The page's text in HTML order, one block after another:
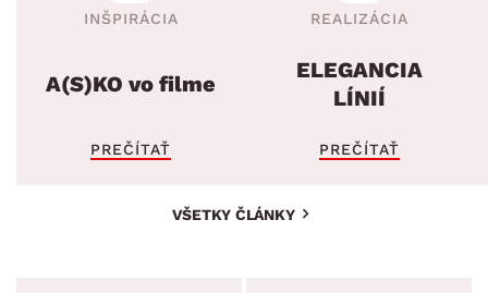
INŠPIRÁCIA
A(S)KO vo filme
PREČÍTAŤ
REALIZÁCIA
ELEGANCIA
LÍNIÍ
PREČÍTAŤ
VŠETKY ČLÁNKY